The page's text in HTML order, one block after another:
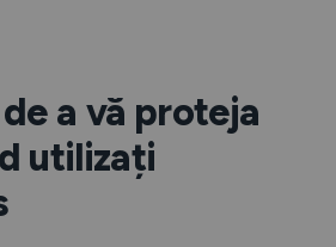
a vă proteja
utilizați